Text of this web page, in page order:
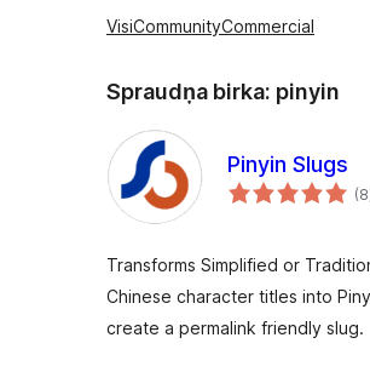
VisiCommunityCommercial
Spraudņa birka: pinyin
Pinyin Slugs
(8
Transforms Simplified or
Chinese character titles into
create a permalink friendly slug.